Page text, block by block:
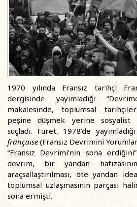
1970 yılında Fransız tarihçi
dergisinde yayımladığı
makalesinde, toplumsal
peşine düşmek yerine sosyalist
suçladı. Furet, 1978’de yayımladığı
française (Fransız Devrimini
“Fransız Devrimi’nin sona
devrim, bir yandan
araçsallaştırılması, öte yandan
toplumsal uzlaşmasının parçası
sona ermişti.